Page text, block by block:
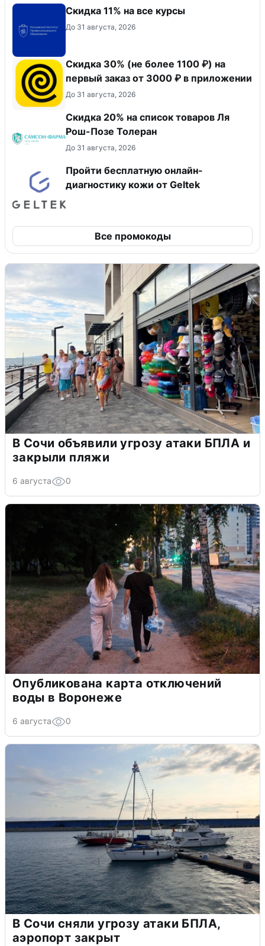
Скидка 11% на все курсы
До 31 августа, 2026
Скидка 30% (не более 1100 ₽) на
первый заказ от 3000 ₽ в приложении
До 31 августа, 2026
Скидка 20% на список товаров Ля
Рош-Позе Толеран
До 31 августа, 2026
Пройти бесплатную онлайн-
диагностику кожи от Geltek
Все промокоды
В Сочи объявили угрозу атаки БПЛА и
закрыли пляжи
6 августа 0
Опубликована карта отключений
воды в Воронеже
6 августа 0
В Сочи сняли угрозу атаки БПЛА,
аэропорт закрыт